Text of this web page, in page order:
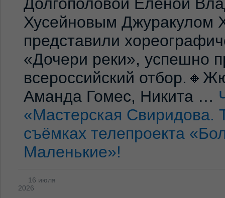
Хусейновым Джуракулом
представили
«Дочери реки», успешно
всероссийский
Аманда Гомес, Никита …
«Мастерская Свиридова.
съёмках телепроекта
Маленькие»!
16 июля
2026